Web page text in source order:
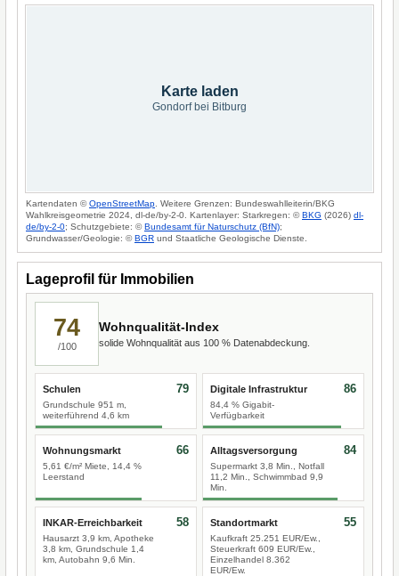
Karte laden
Gondorf bei Bitburg
Kartendaten ©OpenStreetMap . Weitere Grenzen: Bundeswahlleiterin/BKG
Wahlkreisgeometrie 2024, dl-de/by-2-0. Kartenlayer: Starkregen: ©BKG (2026) dl-
de/by-2-0; Schutzgebiete: ©Bundesamt für Naturschutz (BfN);
Grundwasser/Geologie: ©BGR und Staatliche Geologische Dienste.
Lageprofil für Immobilien
74
/100
Wohnqualität-Index
solide Wohnqualität aus 100 % Datenabdeckung.
Schulen
Grundschule 951 m,
weiterführend 4,6 km
79 Digitale Infrastruktur
84,4 % Gigabit-
Verfügbarkeit
86
Wohnungsmarkt
5,61 €/m² Miete, 14,4 %
Leerstand
66 Alltagsversorgung
Supermarkt 3,8 Min., Notfall
11,2 Min., Schwimmbad 9,9
Min.
84
INKAR-Erreichbarkeit
Hausarzt 3,9 km, Apotheke
3,8 km, Grundschule 1,4
km, Autobahn 9,6 Min.
58 Standortmarkt
Kaufkraft 25.251 EUR/Ew.,
Steuerkraft 609 EUR/Ew.,
Einzelhandel 8.362
EUR/Ew.
55